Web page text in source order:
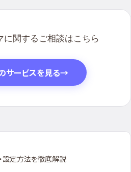
に関するご相談はこちら
サービスを見る→
設定方法を徹底解説